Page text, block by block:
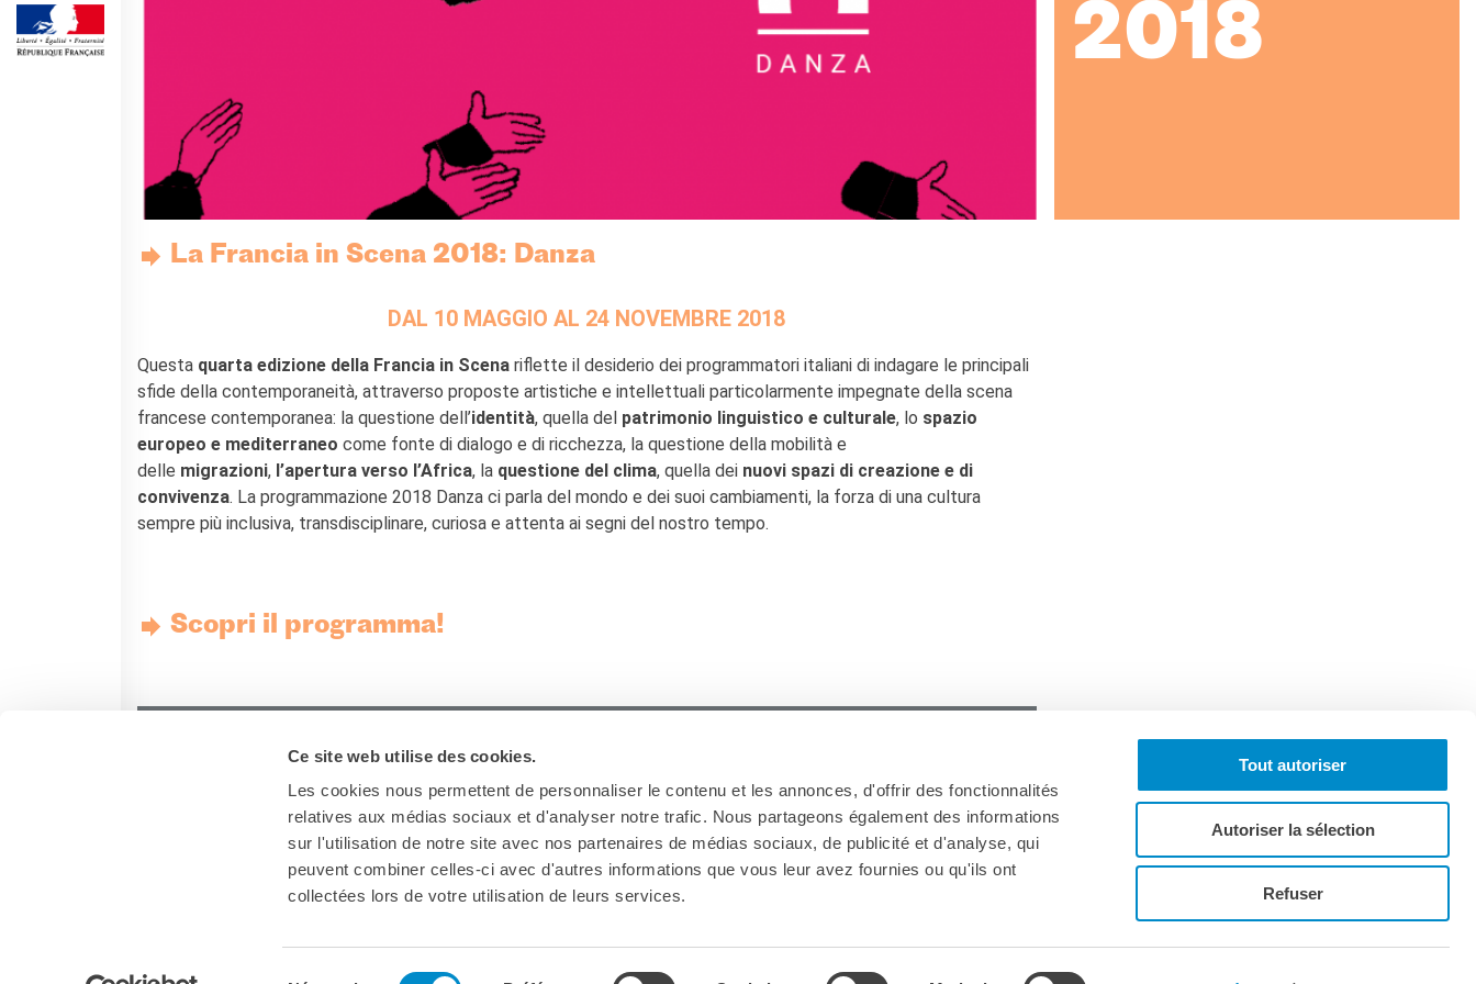
Ce site web utilise des cookies.
Les cookies nous permettent de personnaliser le contenu et les annonces, d'offrir des fonctionnalités
relatives aux médias sociaux et d'analyser notre trafic. Nous partageons également des informations
sur l'utilisation de notre site avec nos partenaires de médias sociaux, de publicité et d'analyse, qui
peuvent combiner celles-ci avec d'autres informations que vous leur avez fournies ou qu'ils ont
collectées lors de votre utilisation de leurs services.
Tout autoriser
Autoriser la sélection
Refuser
La Francia al Cinema
Rendez-vous
Residenza XR
LIVRES
UNIVERSITÉ, RECHERCHE,
Soutien à la recherche et
l'innovation
YEP - Young Entrepreneurs
Programme
QUI SOMMES-NOUS ?
Contacts
Organigramme
NOS MÉCÈNES
Le operazioni
Café dell'innovazione
Incontro italo-francesi sul
mondo di domani
La Francia in Scena 2018: Danza
DAL 10 MAGGIO AL 24 NOVEMBRE 2018
Questa quarta edizione della Francia in Scena riflette il desiderio dei programmatori italiani di indagare le principali
sfide della contemporaneità, attraverso proposte artistiche e intellettuali particolarmente impegnate della scena
francese contemporanea: la questione dell’identità, quella del patrimonio linguistico e culturale, lo spazio
europeo e mediterraneo come fonte di dialogo e di ricchezza, la questione della mobilità e
delle migrazioni, l’apertura verso l’Africa, la questione del clima, quella dei nuovi spazi di creazione e di
convivenza. La programmazione 2018 Danza ci parla del mondo e dei suoi cambiamenti, la forza di una cultura
sempre più inclusiva, transdisciplinare, curiosa e attenta ai segni del nostro tempo.
Scopri il programma!
2018
Abonnez-vous à la lettre d'informations